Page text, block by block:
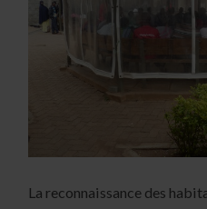
La reconnaissance des